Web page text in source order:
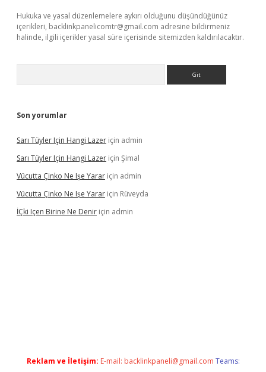
Hukuka ve yasal düzenlemelere aykırı olduğunu düşündüğünüz
içerikleri, backlinkpanelicomtr@gmail.com adresine bildirmeniz
halinde, ilgili içerikler yasal süre içerisinde sitemizden kaldırılacaktır.
Son yorumlar
Sarı Tüyler Için Hangi Lazer için admin
Sarı Tüyler Için Hangi Lazer için Şimal
Vücutta Çinko Ne Işe Yarar için admin
Vücutta Çinko Ne Işe Yarar için Rüveyda
İÇki Içen Birine Ne Denir için admin
Reklam ve İletişim: E-mail: backlinkpaneli@gmail.com Teams: